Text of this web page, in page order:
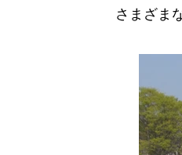
さまざま